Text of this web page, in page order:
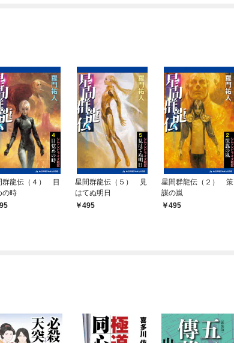
群龍伝（４） 目
の時
星間群龍伝（５） 見
はてぬ明日
495
星間群龍伝（２） 策
謀の嵐
495